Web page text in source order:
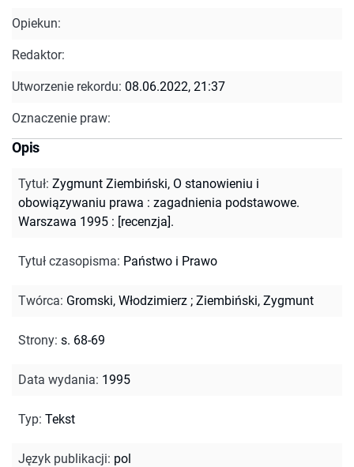
Opiekun:
Redaktor:
Utworzenie rekordu: 08.06.2022, 21:37
Oznaczenie praw:
Opis
Tytuł: Zygmunt Ziembiński, O stanowieniu i
obowiązywaniu prawa : zagadnienia podstawowe.
Warszawa 1995 : [recenzja].
Tytuł czasopisma: Państwo i Prawo
Twórca: Gromski, Włodzimierz ; Ziembiński, Zygmunt
Strony: s. 68-69
Data wydania: 1995
Typ: Tekst
Język publikacji: pol